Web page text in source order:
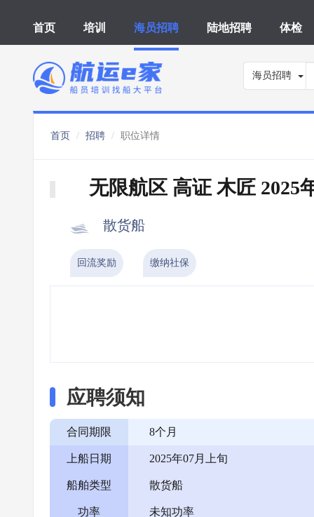
首页 培训 海员招聘 陆地招聘 体检
海员招聘
首页 招聘 职位详情
无限航区 高证 木匠 2025
散货船
回流奖励 缴纳社保
应聘须知
合同期限 8个月
上船日期 2025年07月上旬
船舶类型 散货船
功率 未知功率